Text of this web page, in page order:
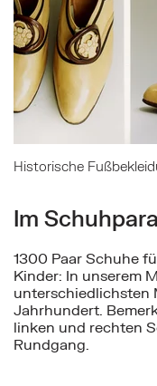
Historische
Im
1300 Paar Schuhe
Kinder: In unserem
unterschiedlichsten
Jahrhundert.
linken und rechten
Rundgang.